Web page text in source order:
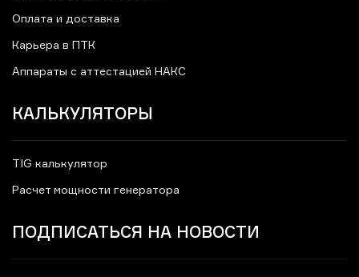
Оплата и доставка
Карьера в ПТК
Аппараты с аттестацией НАКС
КАЛЬКУЛЯТОРЫ
TIG калькулятор
Расчет мощности генератора
ПОДПИСАТЬСЯ НА НОВОСТИ